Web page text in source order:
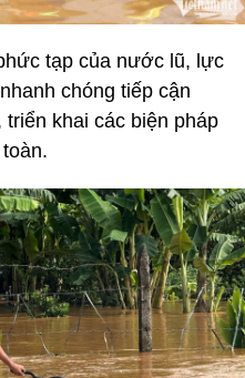
tạp của nước lũ, lực
chóng tiếp cận
khai các biện pháp